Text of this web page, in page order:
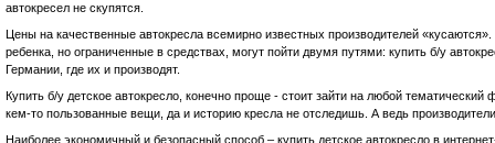
автокресел не скупятся.
Цены на качественные автокресла всемирно известных производителей
ребенка, но ограниченные в средствах, могут пойти двумя путями: купить б/у
Германии, где их и производят.
Купить б/у детское автокресло, конечно проще - стоит зайти на любой
кем-то пользованные вещи, да и историю кресла не отследишь. А ведь
Наиболее экономичный и безопасный способ – купить детское автокресло в